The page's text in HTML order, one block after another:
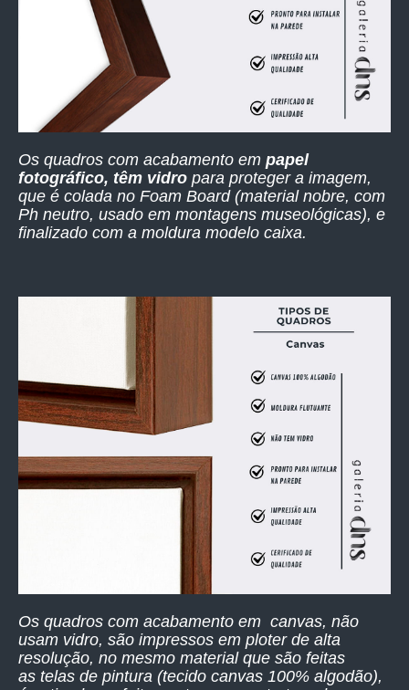
Os quadros com acabamento em papel
fotográfico, têm vidro para proteger a imagem,
que é colada no Foam Board (material nobre, com
Ph neutro, usado em montagens museológicas), e
finalizado com a moldura modelo caixa.
Os quadros com acabamento em canvas, não
usam vidro, são impressos em ploter de alta
resolução, no mesmo material que são feitas
as telas de pintura (tecido canvas 100% algodão),